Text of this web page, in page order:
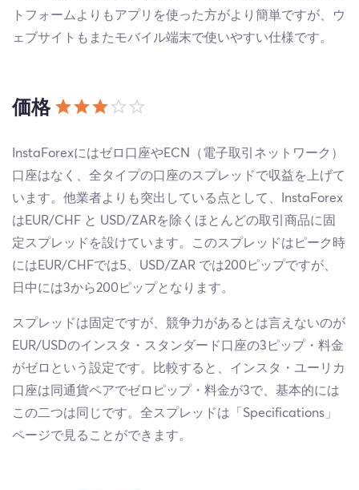
トフォームよりもアプリを使った方がより簡単ですが、ウ
ェブサイトもまたモバイル端末で使いやすい仕様です。
価格
InstaForexにはゼロ口座やECN（電子取引ネットワーク）
口座はなく、全タイプの口座のスプレッドで収益を上げて
います。他業者よりも突出している点として、InstaForex
はEUR/CHF と USD/ZARを除くほとんどの取引商品に固
定スプレッドを設けています。このスプレッドはピーク時
にはEUR/CHFでは5、USD/ZAR では200ピップですが、
日中には3から200ピップとなります。
スプレッドは固定ですが、競争力があるとは言えないのが
EUR/USDのインスタ・スタンダード口座の3ピップ・料金
がゼロという設定です。比較すると、インスタ・ユーリカ
口座は同通貨ペアでゼロピップ・料金が3で、基本的には
この二つは同じです。全スプレッドは「Specifications」
ページで見ることができます。